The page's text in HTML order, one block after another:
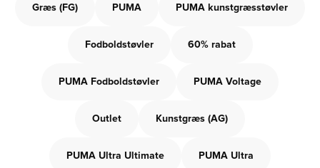
Græs (FG) PUMA PUMA kunstgræsstøvler
Fodboldstøvler 60% rabat
PUMA Fodboldstøvler PUMA Voltage
Outlet Kunstgræs (AG)
PUMA Ultra Ultimate PUMA Ultra